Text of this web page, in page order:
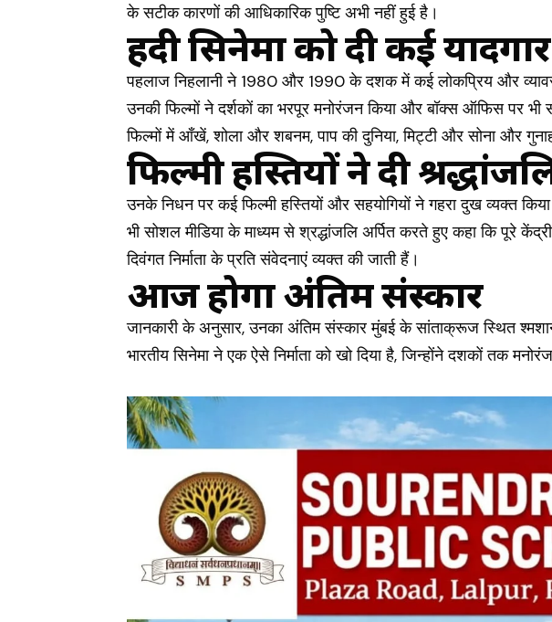
के सटीक कारणों की आधिकारिक पुष्टि अभी नहीं हुई है।
हिंदी सिनेमा को दी कई
पहलाज निहलानी ने 1980 और 1990 के दशक में कई लोकप्रिय और
उनकी फिल्मों ने दर्शकों का भरपूर मनोरंजन किया और बॉक्स ऑफिस पर
फिल्मों में आँखें, शोला और शबनम, पाप की दुनिया, मिट्टी और सोना और
फिल्मी हस्तियों ने दी
उनके निधन पर कई फिल्मी हस्तियों और सहयोगियों ने गहरा दुख व्यक्त
भी सोशल मीडिया के माध्यम से श्रद्धांजलि अर्पित करते हुए कहा कि पूरे
दिवंगत निर्माता के प्रति संवेदनाएं व्यक्त की जाती हैं।
आज होगा अंतिम संस्कार
जानकारी के अनुसार, उनका अंतिम संस्कार मुंबई के सांताक्रूज स्थित
भारतीय सिनेमा ने एक ऐसे निर्माता को खो दिया है, जिन्होंने दशकों तक